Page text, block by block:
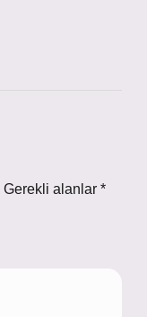
Gerekli alanlar *